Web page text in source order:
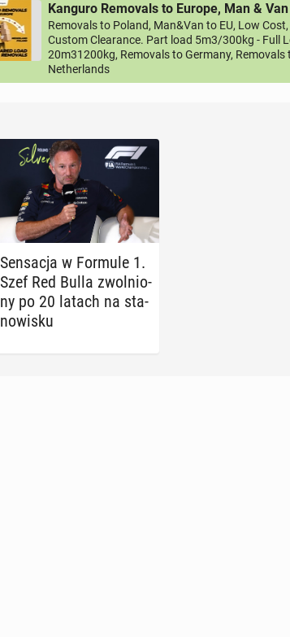
Kanguro Removals to Europe, Man & Van
Removals to Poland, Man&Van to EU, Low
Custom Clearance. Part load 5m3/300kg - Full
20m31200kg, Removals to Germany, Removals
Netherlands
Sen­sa­cja w Formule 1.
Szef Red Bulla zwol­nio­
ny po 20 latach na sta­
no­wi­sku